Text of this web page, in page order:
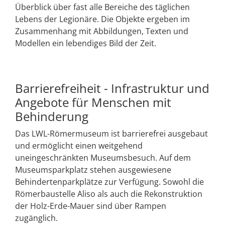
Überblick über fast alle Bereiche des täglichen
Lebens der Legionäre. Die Objekte ergeben im
Zusammenhang mit Abbildungen, Texten und
Modellen ein lebendiges Bild der Zeit.
Barrierefreiheit - Infrastruktur und
Angebote für Menschen mit
Behinderung
Das LWL-Römermuseum ist barrierefrei ausgebaut
und ermöglicht einen weitgehend
uneingeschränkten Museumsbesuch. Auf dem
Museumsparkplatz stehen ausgewiesene
Behindertenparkplätze zur Verfügung. Sowohl die
Römerbaustelle Aliso als auch die Rekonstruktion
der Holz-Erde-Mauer sind über Rampen
zugänglich.